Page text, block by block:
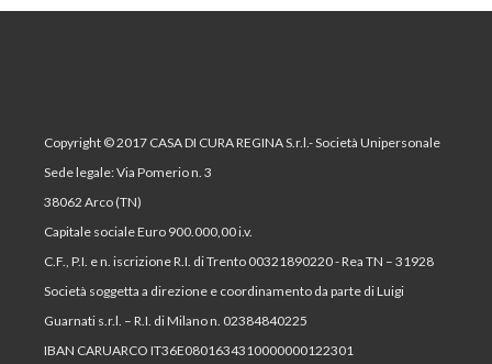
Copyright © 2017 CASA DI CURA REGINA S.r.l.- Società Unipersonale
Sede legale: Via Pomerio n. 3
38062 Arco (TN)
Capitale sociale Euro 900.000,00 i.v.
C.F., P.I. e n. iscrizione R.I. di Trento 00321890220 - Rea TN – 31928
Società soggetta a direzione e coordinamento da parte di Luigi
Guarnati s.r.l. – R.I. di Milano n. 02384840225
IBAN CARUARCO IT36E0801634310000000122301